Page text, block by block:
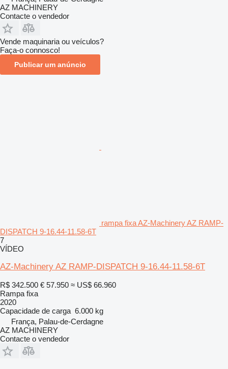
AZ MACHINERY
Contacte o vendedor
Vende maquinaria ou veículos?
Faça-o connosco!
Publicar um anúncio
rampa fixa AZ-Machinery AZ RAMP-
DISPATCH 9-16.44-11.58-6T
7
VÍDEO
AZ-Machinery AZ RAMP-DISPATCH 9-16.44-11.58-6T
R$ 342.500 € 57.950 ≈ US$ 66.960
Rampa fixa
2020
Capacidade de carga 6.000 kg
França, Palau-de-Cerdagne
AZ MACHINERY
Contacte o vendedor